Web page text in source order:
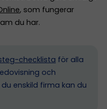
, som fungerar
du har.
checklista för alla
och
enskild firma kan du